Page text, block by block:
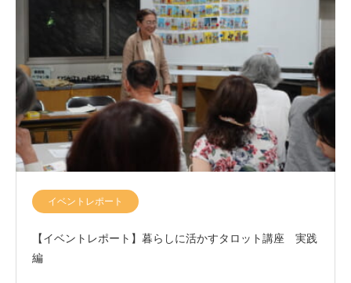
イベントレポート
【イベントレポート】暮らしに活かすタロット講座 実践
編